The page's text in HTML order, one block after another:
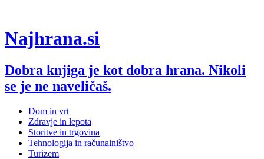
content
Najhrana.si
Dobra knjiga je kot dobra hrana. Nikoli
se je ne naveličaš.
Dom in vrt
Zdravje in lepota
Storitve in trgovina
Tehnologija in računalništvo
Turizem